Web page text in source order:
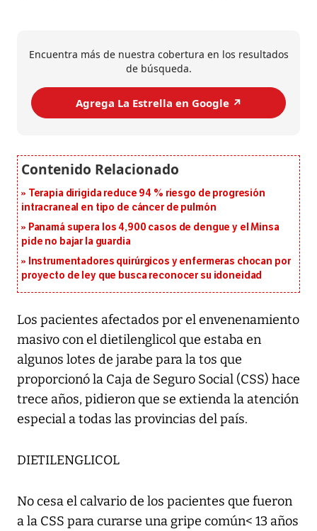
Encuentra más de nuestra cobertura en los resultados
de búsqueda.
Agrega La Estrella en Google ↗️
Terapia dirigida reduce 94 % riesgo de progresión
intracraneal en tipo de cáncer de pulmón
Panamá supera los 4,900 casos de dengue y el Minsa
pide no bajar la guardia
Instrumentadores quirúrgicos y enfermeras chocan por
proyecto de ley que busca reconocer su idoneidad
Los pacientes afectados por el envenenamiento
masivo con el dietilenglicol que estaba en
algunos lotes de jarabe para la tos que
proporcionó la Caja de Seguro Social (CSS) hace
trece años, pidieron que se extienda la atención
especial a todas las provincias del país.
DIETILENGLICOL
No cesa el calvario de los pacientes que fueron
a la CSS para curarse una gripe común< 13 años